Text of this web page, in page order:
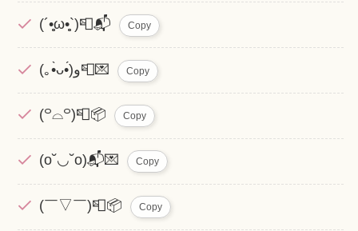
(´•̥̥̥ω•̥̥̥`)📮📬 Copy
(｡•̀ᴗ•́)و📮💌 Copy
(꒪⌓꒪)📮📦 Copy
(o˘◡˘o)📬💌 Copy
(￣▽￣)📮📦 Copy